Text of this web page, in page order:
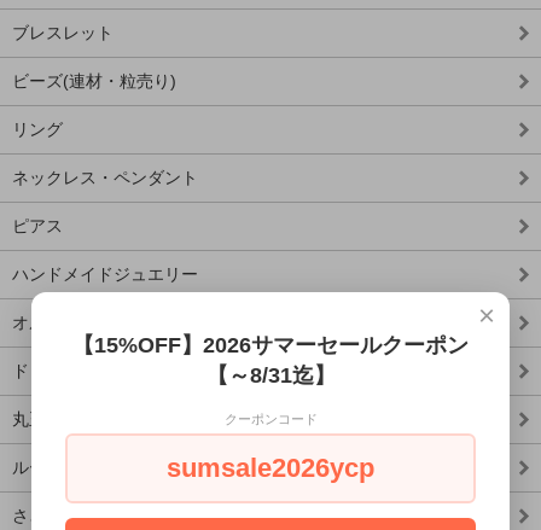
ブレスレット
ビーズ(連材・粒売り)
リング
ネックレス・ペンダント
ピアス
ハンドメイドジュエリー
オルゴナイト
ドリームキャッチャー
丸玉
ルース・タンブル
さざれ
×
【15%OFF】2026サマーセールクーポン
【～8/31迄】
クーポンコード
sumsale2026ycp